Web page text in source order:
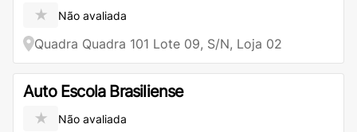
★ Não avaliada
Quadra Quadra 101 Lote 09, S/N, Loja 02
Auto Escola Brasiliense
★ Não avaliada